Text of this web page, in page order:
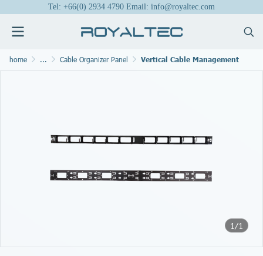
Tel: +66(0) 2934 4790 Email: info@royaltec.com
home ... Cable Organizer Panel Vertical Cable Management
1/1